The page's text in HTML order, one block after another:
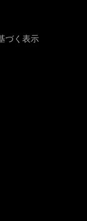
づく表示